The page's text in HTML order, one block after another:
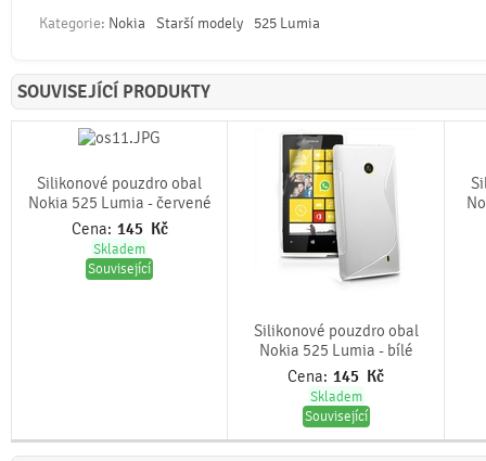
Kategorie: Nokia Starší modely 525 Lumia
SOUVISEJÍCÍ PRODUKTY
Silikonové pouzdro obal
Nokia 525 Lumia - červené
Cena: 145 Kč
Skladem
Související
Silikonové pouzdro obal
Nokia 525 Lumia - bílé
Cena: 145 Kč
Skladem
Související